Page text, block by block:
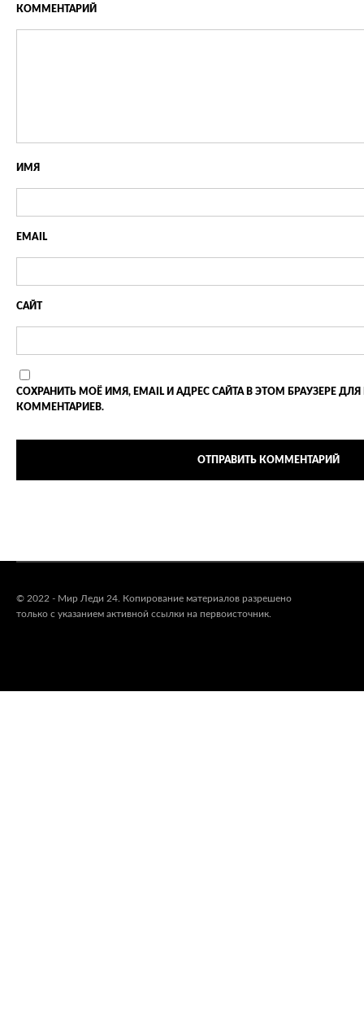
КОММЕНТАРИЙ
ИМЯ
EMAIL
САЙТ
СОХРАНИТЬ МОЁ ИМЯ, EMAIL И АДРЕС САЙТА В ЭТОМ БРАУЗЕРЕ
КОММЕНТАРИЕВ.
© 2022 - Мир Леди 24. Копирование материалов разрешено
только с указанием активной ссылки на первоисточник.